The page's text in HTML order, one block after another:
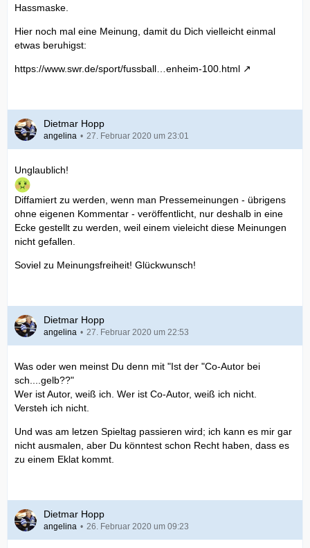
Hassmaske.
Hier noch mal eine Meinung, damit du Dich vielleicht einmal
etwas beruhigst:
https://www.swr.de/sport/fussball…enheim-100.html
Dietmar Hopp
angelina 27. Februar 2020 um 23:01
Unglaublich!
Diffamiert zu werden, wenn man Pressemeinungen - übrigens
ohne eigenen Kommentar - veröffentlicht, nur deshalb in eine
Ecke gestellt zu werden, weil einem vieleicht diese Meinungen
nicht gefallen.
Soviel zu Meinungsfreiheit! Glückwunsch!
Dietmar Hopp
angelina 27. Februar 2020 um 22:53
Was oder wen meinst Du denn mit "Ist der "Co-Autor bei
sch....gelb??"
Wer ist Autor, weiß ich. Wer ist Co-Autor, weiß ich nicht.
Versteh ich nicht.
Und was am letzen Spieltag passieren wird; ich kann es mir gar
nicht ausmalen, aber Du könntest schon Recht haben, dass es
zu einem Eklat kommt.
Dietmar Hopp
angelina 26. Februar 2020 um 09:23